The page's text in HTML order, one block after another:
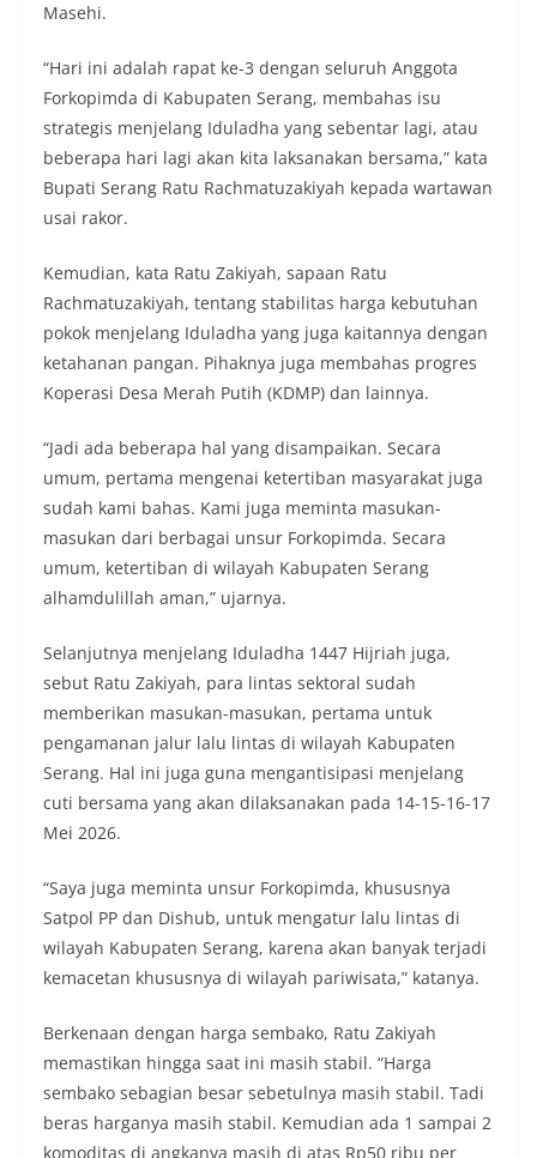
Masehi.
“Hari ini adalah rapat ke-3 dengan seluruh Anggota
Forkopimda di Kabupaten Serang, membahas isu
strategis menjelang Iduladha yang sebentar lagi, atau
beberapa hari lagi akan kita laksanakan bersama,” kata
Bupati Serang Ratu Rachmatuzakiyah kepada wartawan
usai rakor.
Kemudian, kata Ratu Zakiyah, sapaan Ratu
Rachmatuzakiyah, tentang stabilitas harga kebutuhan
pokok menjelang Iduladha yang juga kaitannya dengan
ketahanan pangan. Pihaknya juga membahas progres
Koperasi Desa Merah Putih (KDMP) dan lainnya.
“Jadi ada beberapa hal yang disampaikan. Secara
umum, pertama mengenai ketertiban masyarakat juga
sudah kami bahas. Kami juga meminta masukan-
masukan dari berbagai unsur Forkopimda. Secara
umum, ketertiban di wilayah Kabupaten Serang
alhamdulillah aman,” ujarnya.
Selanjutnya menjelang Iduladha 1447 Hijriah juga,
sebut Ratu Zakiyah, para lintas sektoral sudah
memberikan masukan-masukan, pertama untuk
pengamanan jalur lalu lintas di wilayah Kabupaten
Serang. Hal ini juga guna mengantisipasi menjelang
cuti bersama yang akan dilaksanakan pada 14-15-16-17
Mei 2026.
“Saya juga meminta unsur Forkopimda, khususnya
Satpol PP dan Dishub, untuk mengatur lalu lintas di
wilayah Kabupaten Serang, karena akan banyak terjadi
kemacetan khususnya di wilayah pariwisata,” katanya.
Berkenaan dengan harga sembako, Ratu Zakiyah
memastikan hingga saat ini masih stabil. “Harga
sembako sebagian besar sebetulnya masih stabil. Tadi
beras harganya masih stabil. Kemudian ada 1 sampai 2
komoditas di angkanya masih di atas Rp50 ribu per